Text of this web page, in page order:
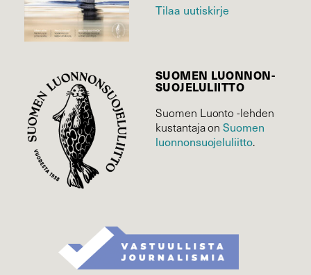
Tilaa uutiskirje
SUOMEN LUONNON­
SUOJELU­LIITTO
Suomen Luonto -lehden
kustantaja onSuomen
luonnonsuojelu­liitto.